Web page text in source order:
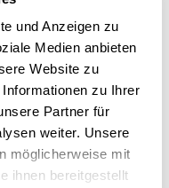
und Anzeigen zu
Medien anbieten
Website zu
zu Ihrer
Partner für
weiter. Unsere
möglicherweise mit
ihnen bereitgestellt
aus
über die Arbeit
auf zahlreiche
Tag für die ganze